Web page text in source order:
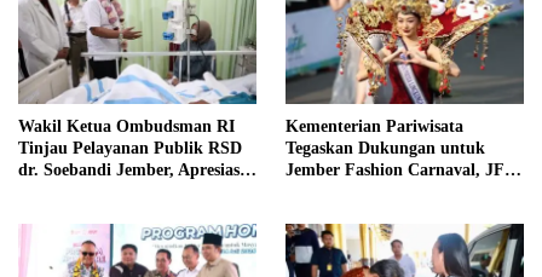
Wakil Ketua Ombudsman RI
Tinjau Pelayanan Publik RSD
dr. Soebandi Jember, Apresiasi
Kementerian Pariwisata
Tegaskan Dukungan untuk
Jember Fashion Carnaval, JFC